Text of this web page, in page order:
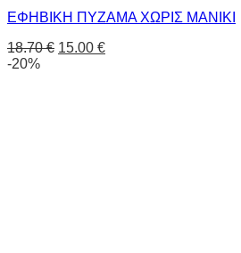
ΕΦΗΒΙΚΗ ΠΥΖΑΜΑ ΧΩΡΙΣ ΜΑΝΙΚΙ
18.70€ 15.00 €
-20%